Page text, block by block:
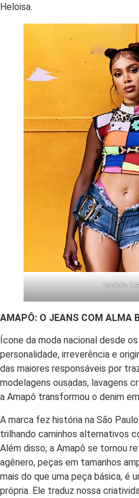
Heloisa.
Estúdio
AMAPÔ: O JEANS COM ALMA
Ícone da moda nacional desde
personalidade, irreverência e
das maiores responsáveis por
modelagens ousadas, lavagens
a Amapô transformou o denim
A marca fez história na São
trilhando caminhos alternativos
Além disso, a Amapô se tornou
agênero, peças em tamanhos
mais do que uma peça básica, é
própria. Ele traduz nossa